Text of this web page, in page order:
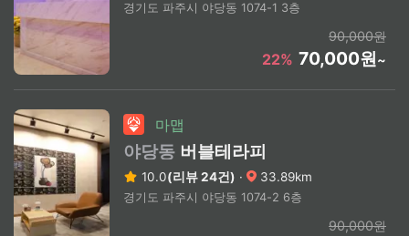
경기도 파주시 야당동 1074-1 3층
90,000원
22% 70,000원~
마맵
야당동 버블테라피
10.0(리뷰 24건) · 33.89km
경기도 파주시 야당동 1074-2 6층
90,000원